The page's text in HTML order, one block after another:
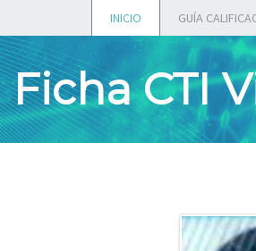
INICIO GUÍA
Ficha CTI